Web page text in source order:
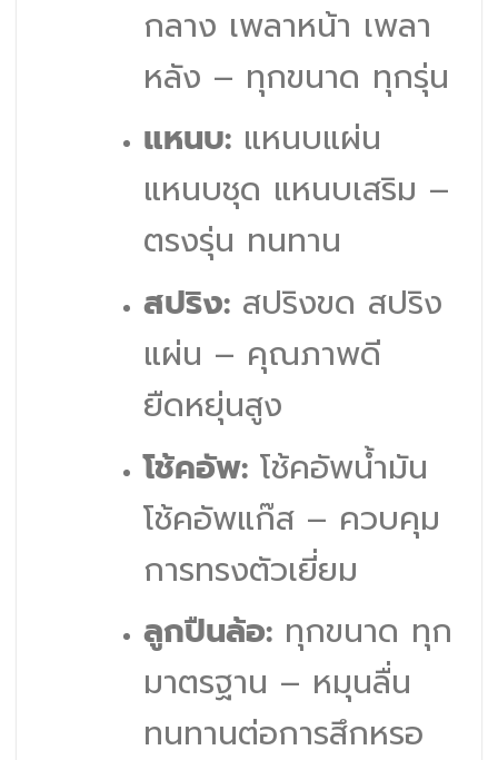
กลาง เพลาหน้า เพลา
หลัง – ทุกขนาด ทุกรุ่น
แหนบ:แหนบแผ่น
แหนบชุด แหนบเสริม –
ตรงรุ่น ทนทาน
สปริง:สปริงขด สปริง
แผ่น – คุณภาพดี
ยืดหยุ่นสูง
โช้คอัพ:โช้คอัพน้ำมัน
โช้คอัพแก๊ส – ควบคุม
การทรงตัวเยี่ยม
ลูกปืนล้อ:ทุกขนาด ทุก
มาตรฐาน – หมุนลื่น
ทนทานต่อการสึกหรอ